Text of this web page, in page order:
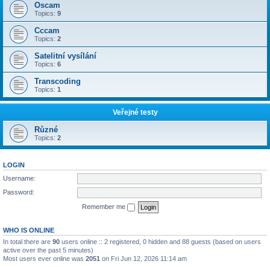
Oscam
Topics: 9
Cccam
Topics: 2
Satelitní vysílání
Topics: 6
Transcoding
Topics: 1
Veřejné testy
Různé
Topics: 2
LOGIN
Username:
Password:
Remember me
WHO IS ONLINE
In total there are 90 users online :: 2 registered, 0 hidden and 88 guests (based on users
active over the past 5 minutes)
Most users ever online was 2051 on Fri Jun 12, 2026 11:14 am